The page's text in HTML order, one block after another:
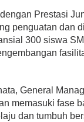
Prestasi
penguatan dan
300 siswa
General
memasuki fase
dan tumbuh